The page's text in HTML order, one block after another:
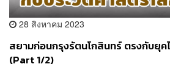
28 สิงหาคม 2023
สยามก่อนกรุงรัตนโกสินทร์ ตรงกับยุค
(Part 1/2)